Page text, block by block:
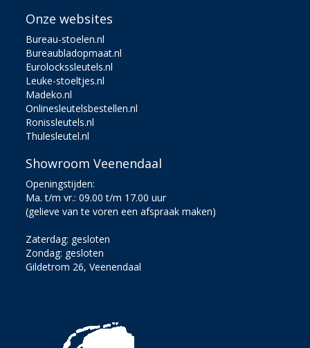
Onze websites
Bureau-stoelen.nl
Bureaubladopmaat.nl
Eurolockssleutels.nl
Leuke-stoeltjes.nl
Madeko.nl
Onlinesleutelsbestellen.nl
Ronissleutels.nl
Thulesleutel.nl
Showroom Veenendaal
Openingstijden:
Ma. t/m vr.: 09.00 t/m 17.00 uur
(gelieve van te voren een afspraak maken)
Zaterdag: gesloten
Zondag: gesloten
Gildetrom 26, Veenendaal